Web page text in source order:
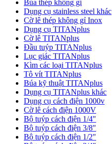
Búa thép không gỉ
Dụng cụ stainless steel khác
Cờ lê thép không gỉ Inox
Dụng cụ TITANplus
Cờ lê TITANplus
Đầu tuýp TITANplus
Lục giác TITANplus
Kìm các loại TITANplus
Tô vít TITANplus
Búa kỹ thuật TITANplus
Dụng cụ TITANplus khác
Dụng cụ cách điện 1000v
Cờ lê cách điện 1000V
Bộ tuýp cách điện 1/4"
Bộ tuýp cách điện 3/8"
Bộ tuýp cách điện 1/2"